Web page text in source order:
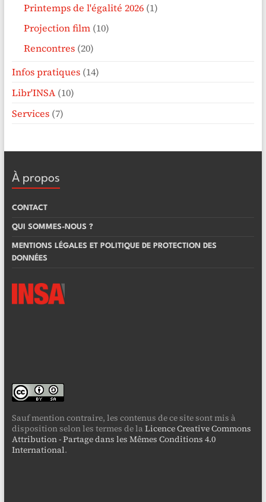
Printemps de l'égalité 2026(1)
Projection film(10)
Rencontres(20)
Infos pratiques(14)
Libr'INSA(10)
Services(7)
À propos
CONTACT
QUI SOMMES-NOUS ?
MENTIONS LÉGALES ET POLITIQUE DE PROTECTION DES
DONNÉES
Sauf mention contraire, les contenus de ce site sont mis à
disposition selon les termes de laLicence Creative Commons
Attribution - Partage dans les Mêmes Conditions 4.0
International.